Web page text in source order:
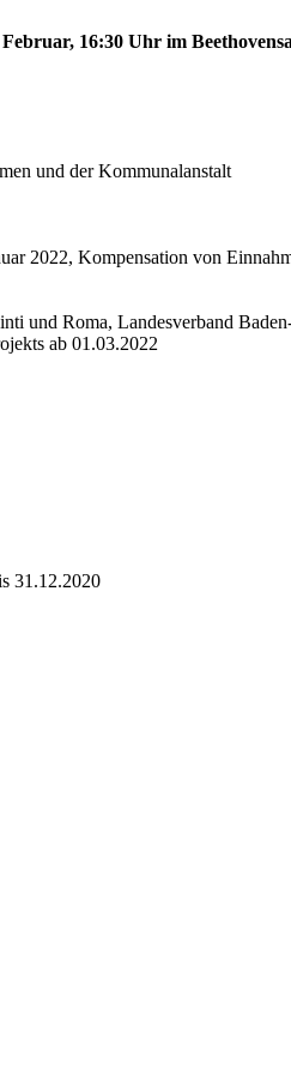
16:30 Uhr im
und der Kommunalanstalt
2022, Kompensation von
und Roma, Landesverband
ab 01.03.2022
31.12.2020